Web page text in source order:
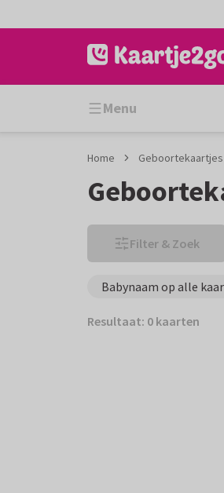
naar
naar
Menu
Home Geboortekaartjes
Filter & Zoek
Babynaam op alle
Resultaat: 0 kaarten